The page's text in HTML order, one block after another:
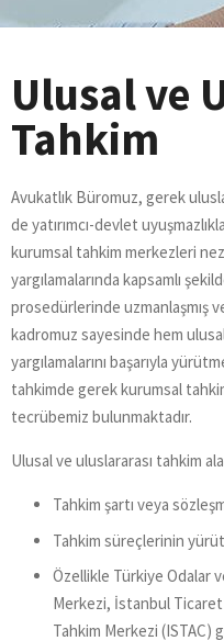
Ulusal ve
Tahkim
Avukatlık Büromuz, gerek
de yatırımcı-devlet
kurumsal tahkim merkezleri
yargılamalarında kapsamlı
prosedürlerinde uzmanlaşmış
kadromuz sayesinde hem
yargılamalarını başarıyla
tahkimde gerek kurumsal
tecrübemiz bulunmaktadır.
Ulusal ve uluslararası tahkim
Tahkim şartı veya
Tahkim süreçlerinin
Özellikle Türkiye Odalar
Merkezi, İstanbul
Tahkim Merkezi (ISTAC)